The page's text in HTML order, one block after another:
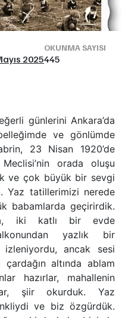
2025
OKUNMA SAYISI
445
günlerini Ankara’da
ve gönlümde
23 Nisan 1920’de
orada oluşu
ve çok büyük bir sevgi
Yaz tatillerimizi nerede
babamlarda geçirirdik.
iki katlı bir evde
yazlık bir
ancak sesi
altında ablam
hazırlar, mahallenin
şiir okurduk. Yaz
ve biz özgürdük.